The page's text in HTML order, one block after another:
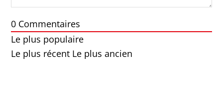
0 Commentaires
Le plus populaire
Le plus récent Le plus ancien